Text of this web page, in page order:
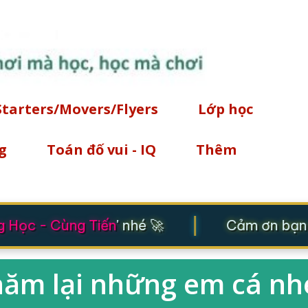
Movers/Flyers Lớp học
Toán đố vui - IQ Thêm
- Cùng Tiến' nhé 🚀 Cảm ơn
lại những em cá